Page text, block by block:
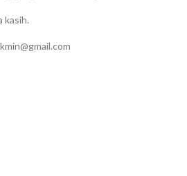
kasih.